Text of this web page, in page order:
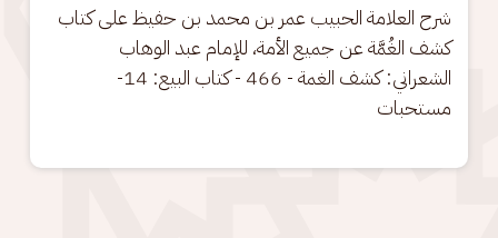
شرح العلامة الحبيب عمر بن محمد بن حفيظ على كتاب
كشف الغُمَّة عن جميع الأمة، للإمام عبد الوهاب
الشعراني: كشف الغمة - 466 - كتاب البيع: 14-
مستحبات